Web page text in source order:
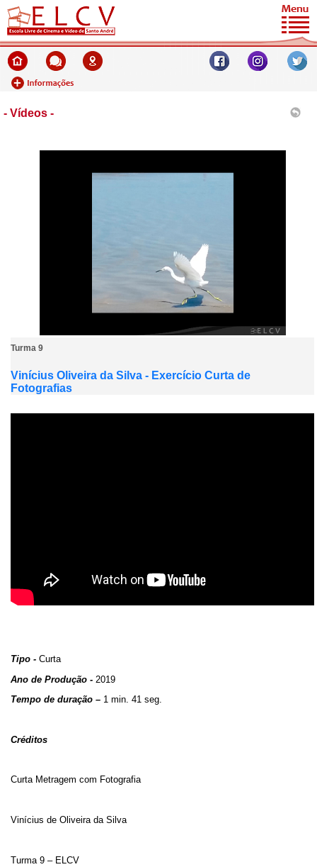
- Vídeos -
Turma 9
Vinícius Oliveira da Silva - Exercício Curta de
Fotografias
Tipo - Curta
Ano de Produção - 2019
Tempo de duração – 1 min. 41 seg.
Créditos
Curta Metragem com Fotografia
Vinícius de Oliveira da Silva
Turma 9 – ELCV